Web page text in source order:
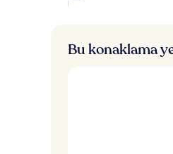
Bu konaklama